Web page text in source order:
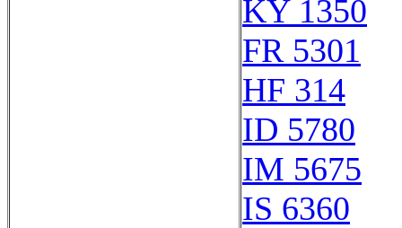
KY 1350
FR 5301
HF 314
ID 5780
IM 5675
IS 6360